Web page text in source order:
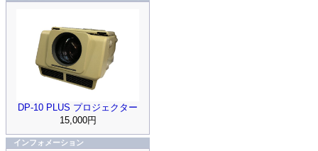
DP-10 PLUS プロジェクター
15,000円
インフォメーション